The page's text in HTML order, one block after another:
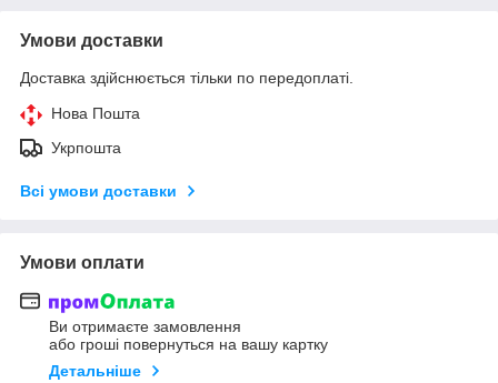
Умови доставки
Доставка здійснюється тільки по передоплаті.
Нова Пошта
Укрпошта
Всі умови доставки
Умови оплати
Ви отримаєте замовлення
або гроші повернуться на вашу картку
Детальніше